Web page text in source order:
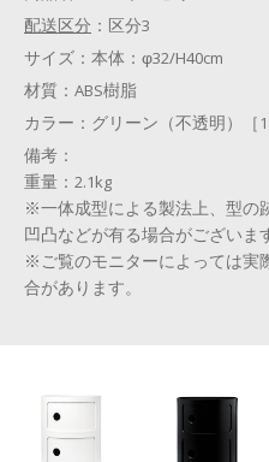
配送区分 ： 区分3
サイズ： 本体：φ32/H40cm
材質： ABS樹脂
カラー： グリーン（不透明）［
備考：
重量：2.1kg
※一体成型による製法上、型の
凹凸などが有る場合がございま
※ご覧のモニターによっては実
合があります。